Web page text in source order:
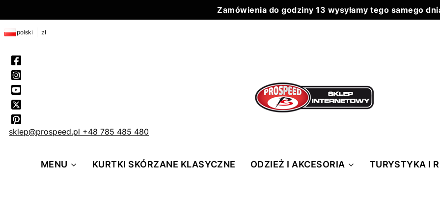
Zamówienia do godziny 13 wysyłamy tego samego
polski zł
sklep@prospeed.pl +48 785 485 480
MENU KURTKI SKÓRZANE KLASYCZNE ODZIEŻ I AKCESORIA TURYSTYKA I